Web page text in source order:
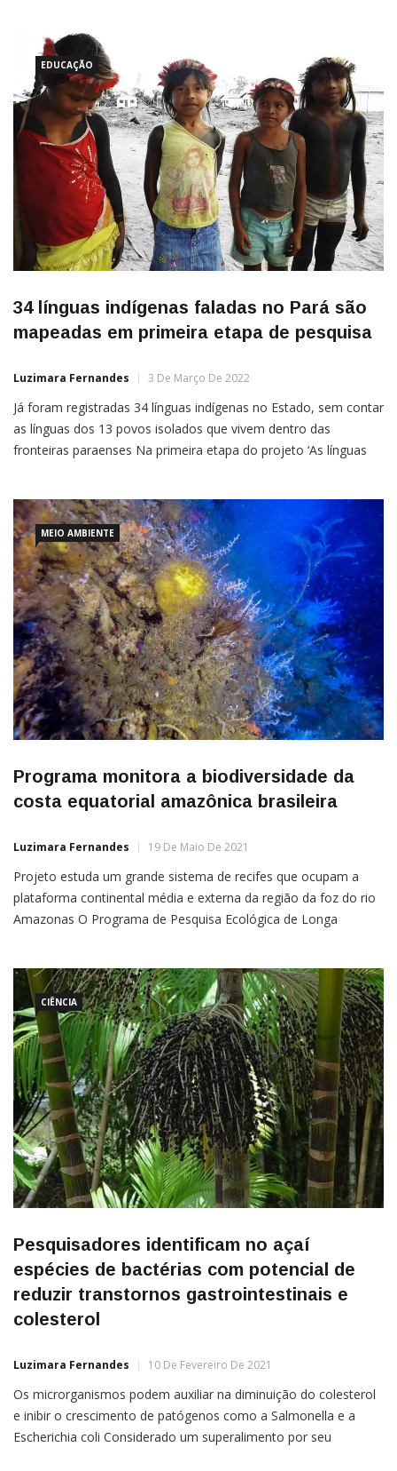
‘Cultura e Língua Materna entre os Asurini do Xingu’, no
EDUCAÇÃO
34 línguas indígenas faladas no Pará são
mapeadas em primeira etapa de pesquisa
Luzimara Fernandes 3 De Março De 2022
Já foram registradas 34 línguas indígenas no Estado, sem contar
as línguas dos 13 povos isolados que vivem dentro das
fronteiras paraenses Na primeira etapa do projeto ‘As línguas
realizado pela Universidade Federal do Pará (UFPA), por […]
MEIO AMBIENTE
Programa monitora a biodiversidade da
costa equatorial amazônica brasileira
Luzimara Fernandes 19 De Maio De 2021
Projeto estuda um grande sistema de recifes que ocupam a
plataforma continental média e externa da região da foz do rio
Amazonas O Programa de Pesquisa Ecológica de Longa
Nacional de Desenvolvimento Científico e Tecnológico (CNPq)
[…]
CIÊNCIA
Pesquisadores identificam no açaí
espécies de bactérias com potencial de
reduzir transtornos gastrointestinais e
colesterol
Luzimara Fernandes 10 De Fevereiro De 2021
Os microrganismos podem auxiliar na diminuição do colesterol
e inibir o crescimento de patógenos como a Salmonella e a
Escherichia coli Considerado um superalimento por seu